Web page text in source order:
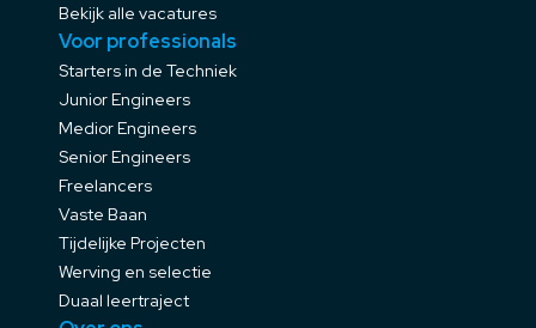
Bekijk alle vacatures
Voor professionals
Starters in de Techniek
Junior Engineers
Medior Engineers
Senior Engineers
Freelancers
Vaste Baan
Tijdelijke Projecten
Werving en selectie
Duaal leertraject